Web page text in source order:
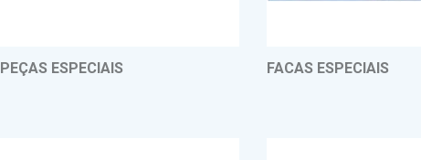
PEÇAS ESPECIAIS FACAS ESPECIAIS